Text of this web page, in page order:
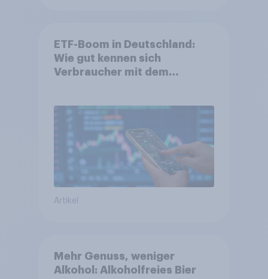
ETF-Boom in Deutschland:
Wie gut kennen sich
Verbraucher mit dem
Artikel
Mehr Genuss, weniger
Alkohol: Alkoholfreies Bier